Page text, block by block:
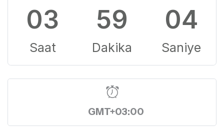
03
Saat
59
Dakika
03
Saniye
GMT+03:00